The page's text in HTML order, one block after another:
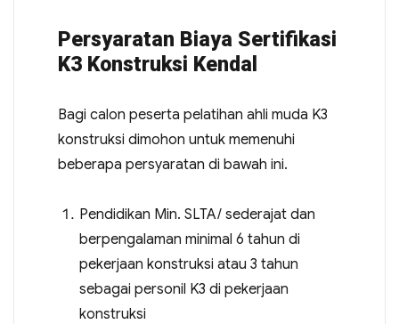
Persyaratan Biaya Sertifikasi
K3 Konstruksi Kendal
Bagi calon peserta pelatihan ahli muda K3
konstruksi dimohon untuk memenuhi
beberapa persyaratan di bawah ini.
Pendidikan Min. SLTA/ sederajat dan
berpengalaman minimal 6 tahun di
pekerjaan konstruksi atau 3 tahun
sebagai personil K3 di pekerjaan
konstruksi